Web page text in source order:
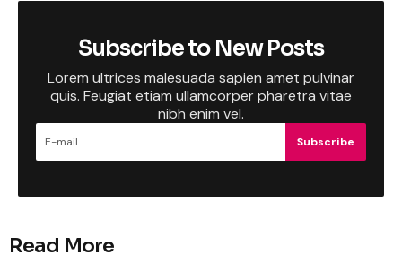
Subscribe to New Posts
Lorem ultrices malesuada sapien amet pulvinar
quis. Feugiat etiam ullamcorper pharetra vitae
nibh enim vel.
Subscribe
Read More